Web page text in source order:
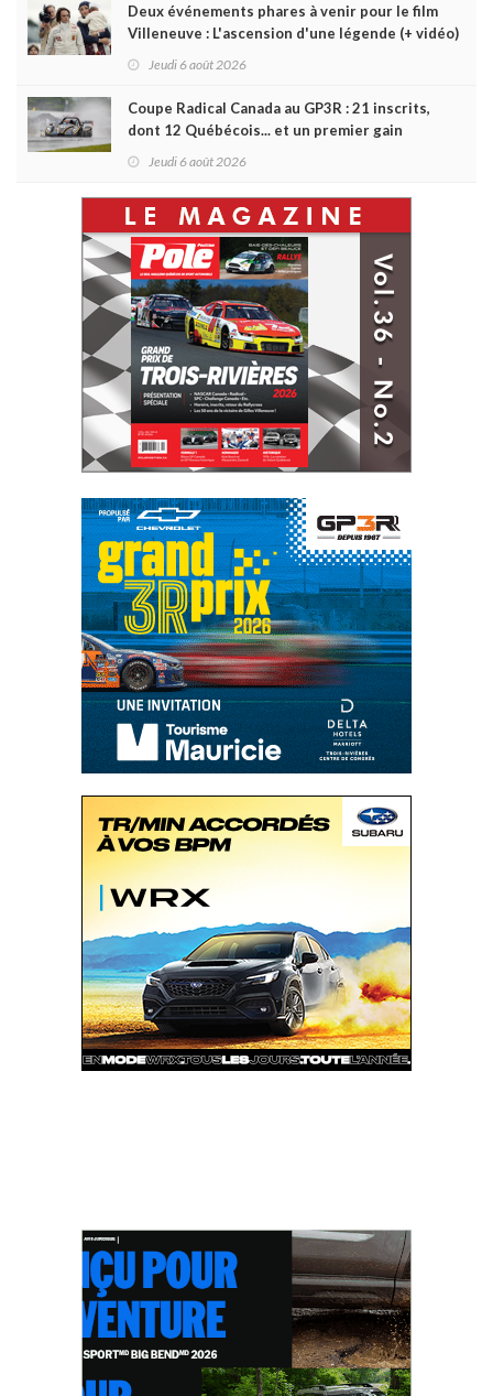
Deux événements phares à venir pour le film
Villeneuve : L'ascension d'une légende (+ vidéo)
Jeudi 6 août 2026
Coupe Radical Canada au GP3R : 21 inscrits,
dont 12 Québécois... et un premier gain
Jeudi 6 août 2026